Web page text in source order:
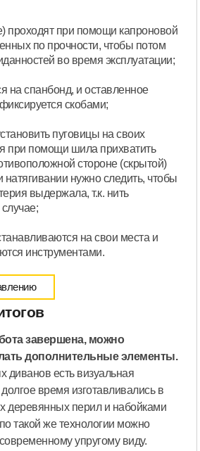
проходят при помощи капроновой
по прочности, чтобы потом
во время эксплуатации;
на спанбонд, и оставленное
скобами;
пуговицы на своих
при помощи шила прихватить
стороне (скрытой)
нужно следить, чтобы
выдержала, т.к. нить
на свои места и
инструментами.
завершена, можно
дополнительные элементы.
диванов есть визуальная
время изготавливались в
деревянных перил и набойками
такой же технологии можно
упругому виду.